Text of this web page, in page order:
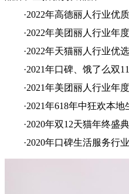
·2022年高德丽人行业优
·2022年美团丽人行业年
·2022年天猫丽人行业优
·2021年口碑、饿了么双
·2021年美团丽人行业年
·2021年618年中狂欢本
·2020年双12天猫年终盛
·2020年口碑生活服务行